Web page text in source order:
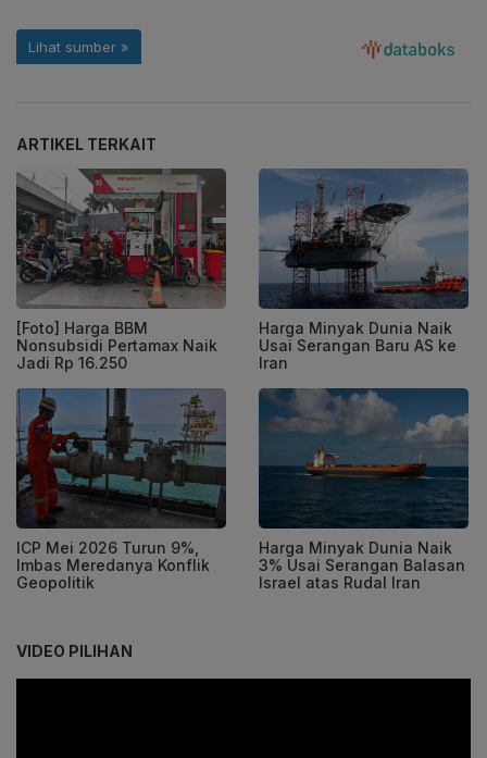
ARTIKEL TERKAIT
[Foto] Harga BBM
Nonsubsidi Pertamax Naik
Jadi Rp 16.250
Harga Minyak Dunia Naik
Usai Serangan Baru AS ke
Iran
ICP Mei 2026 Turun 9%,
Imbas Meredanya Konflik
Geopolitik
Harga Minyak Dunia Naik
3% Usai Serangan Balasan
Israel atas Rudal Iran
VIDEO PILIHAN